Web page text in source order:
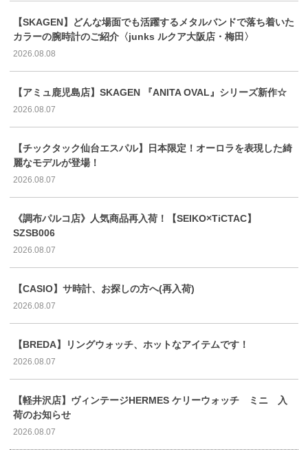
【SKAGEN】どんな場面でも活躍するメタルバンドで落ち着いた
カラーの腕時計のご紹介〈junks ルクア大阪店・梅田〉
2026.08.08
【アミュ鹿児島店】SKAGEN 『ANITA OVAL』シリーズ新作☆
2026.08.07
【チックタック仙台エスパル】日本限定！オーロラを表現した綺
麗なモデルが登場！
2026.08.07
《調布パルコ店》人気商品再入荷！【SEIKO×TiCTAC】
SZSB006
2026.08.07
【CASIO】サ時計、お探しの方へ(再入荷)
2026.08.07
【BREDA】リングウォッチ、ホットなアイテムです！
2026.08.07
【軽井沢店】ヴィンテージHERMES ケリーウォッチ ミニ 入
荷のお知らせ
2026.08.07